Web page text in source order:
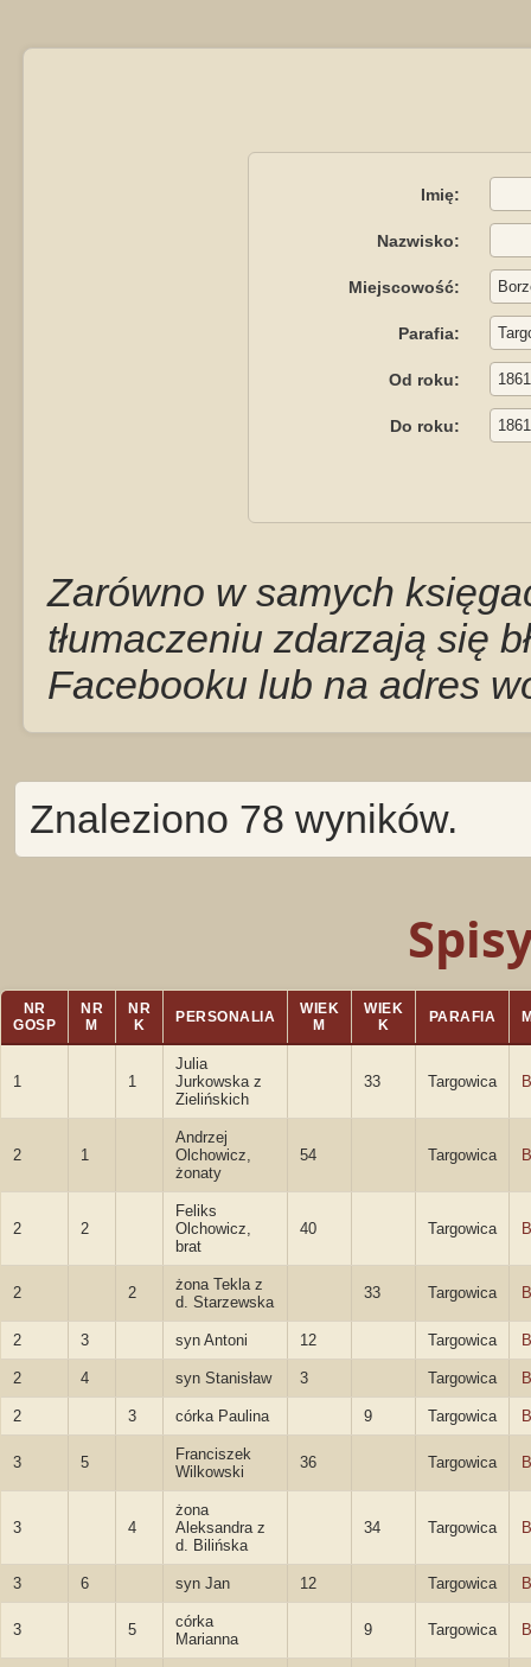
Imię:
Nazwisko:
Miejscowość:
Parafia:
Od roku:
Do roku:
Zarówno w samych
tłumaczeniu zdarzają się
Facebooku lub na adres
Znaleziono 78 wyników.
NR
GOSP
NR
M
NR
K
PERSONALIA
WIEK
M
WIEK
K
PARAFIA
1 1
Julia
Jurkowska z
Zielińskich
33 Targowica
2 1
Andrzej
Olchowicz,
żonaty
54 Targowica
2 2
Feliks
Olchowicz,
brat
40 Targowica
2 2
żona Tekla z
d. Starzewska
33 Targowica
2 3 syn Antoni 12 Targowica
2 4 syn Stanisław 3 Targowica
2 3 córka Paulina 9 Targowica
3 5
Franciszek
Wilkowski
36 Targowica
3 4
żona
Aleksandra z
d. Bilińska
34 Targowica
3 6 syn Jan 12 Targowica
3 5
córka
Marianna
9 Targowica